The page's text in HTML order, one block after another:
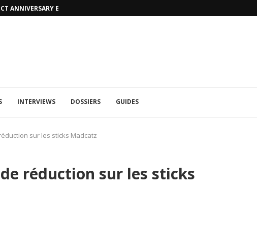
INTERVIEWS DOSSIERS GUIDES
sur les sticks Madcatz
réduction sur les sticks